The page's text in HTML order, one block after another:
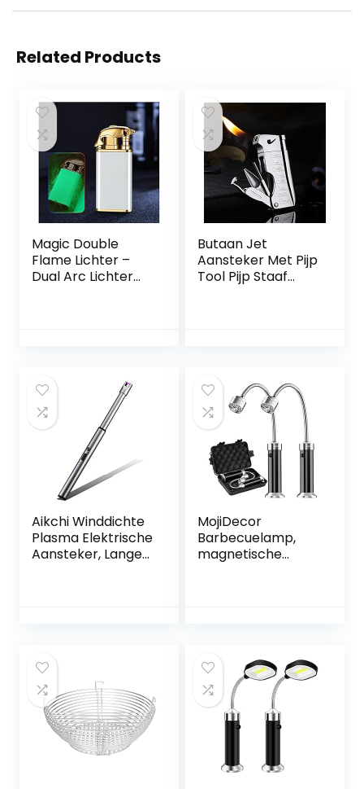
Related Products
Magic Double
Flame Lichter –
Dual Arc Lichter
Inbegrepen
Butaangas (Dolfijn
-Wit/Lichtgevend)
Butaan Jet
Aansteker Met Pijp
Tool Pijp Staaf
Aikchi Winddichte
Plasma Elektrische
Aansteker, Lange
Veiligheidsbescher
ming (Zilver)
MojiDecor
Barbecuelamp,
magnetische
2 stuks, zwart